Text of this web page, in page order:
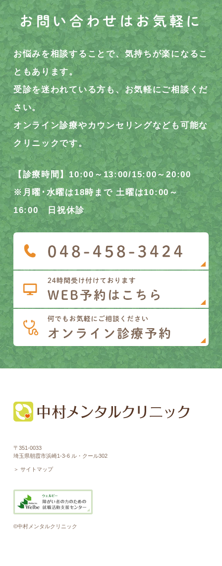
お問い合わせはお気軽に
お悩みを相談することで、気持ちが楽になるこ
ともあります。
受診を迷われている方も、お気軽にご相談くだ
さい。
オンライン診療やカウンセリングなども可能な
クリニックです。
【診療時間】10:00～13:00/15:00～20:00
※月曜･水曜は18時まで 土曜は10:00～
16:00 日祝休診
〒351-0033
埼玉県朝霞市浜崎1-3-6 ル・クール302
＞ サイトマップ
©中村メンタルクリニック